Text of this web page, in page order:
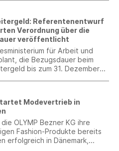
eine B2B-
eingerichtet.Referentenentwurf
Verordnung über die
veröffentlicht
für Arbeit und
die Bezugsdauer beim
bis zum 31. Dezember
Modevertrieb in
OLYMP Bezner KG ihre
Fashion-Produkte bereits
erfolgreich in Dänemark,